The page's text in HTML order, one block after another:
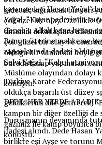
kayınpederi Hasan
Yağal, “Kayınpederimin
Cenab-ı Allah bana hesap
Bunun üzerine mahkeme
raporlarında dedesi
Selvi Yağal, “Kabul
Müslüme olayından dolayı
konuştu.
DEDE: HER YERDE
Duruşmanın devamında
ifadesi alındı. Dede Hasan
birlikte eşi Ayşe ve torunu
gidecek, sığınacak bir yeri
çok özel bir olay. Özellikle
dinamik arkadaşlara
çok güzel bir olay ve
olduğu bir zamanda böyle
burada kamp yapmaları
Türkiye Karate Federasyonu
oldukça başarılı üst düzey
geldiklerini dile getirerek,
kampın bir diğer özelliği de
gazimiz ile kamp boyunca
konuştu.